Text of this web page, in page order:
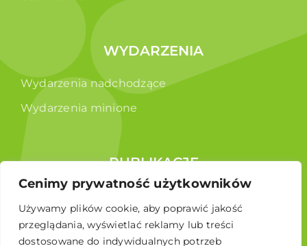
Cenimy prywatność użytkowników
Używamy plików cookie, aby poprawić jakość
przeglądania, wyświetlać reklamy lub treści
dostosowane do indywidualnych potrzeb
WYDARZENIA
Wydarzenia nadchodzące
Wydarzenia minione
PUBLIKACJE
Raporty
Broszura edukacyjna